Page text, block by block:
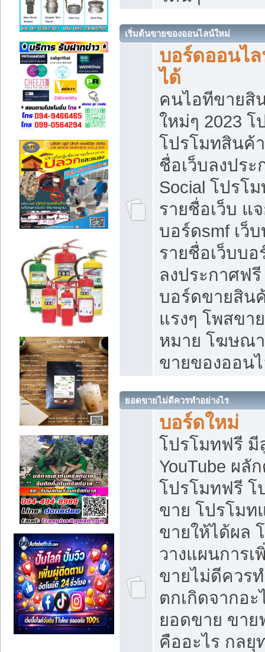
เริ่มต้นขายของออนไลน์ใหม่
บอร์ดออนไ
ได้
คนไอทีขายสิ
ใหม่ๆ 2023
โปรโมทสินค้
ชื่อเว็บลงปร
Social โปรโ
รายชื่อเว็บ แ
บอร์ดsmf เว็
รายชื่อเว็บบ
ลงประกาศฟรี
บอร์ดขายสิน
แรงๆ โพสขา
หมาย โฆษณ
ขายของออน
ยอดขายไม่ดีควรทำอย่างไร
บอร์ดใหม่
โปรโมทฟรี มี
YouTube ผลั
โปรโมทฟรี โ
ขาย โปรโมท
ขายให้ได้ผล
วางแผนการ
ขายไม่ดีควร
ตกเกิดจากอะ
ยอดขาย ขาย
คืออะไร กลยุ